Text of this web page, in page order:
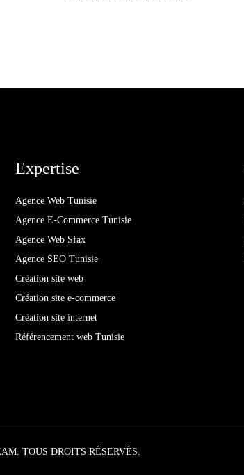
Expertise
Agence Web Tunisie
Agence E-Commerce Tunisie
Agence Web Sfax
Agence SEO Tunisie
Création site web
Création site e-commerce
Création site internet
Référencement web Tunisie
. TOUS DROITS RÉSERVÉS.